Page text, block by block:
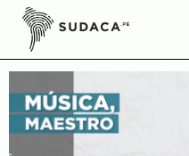
Skip
contentrock de los